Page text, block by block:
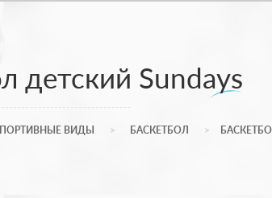
детский Sundays
ВИДЫ БАСКЕТБОЛ